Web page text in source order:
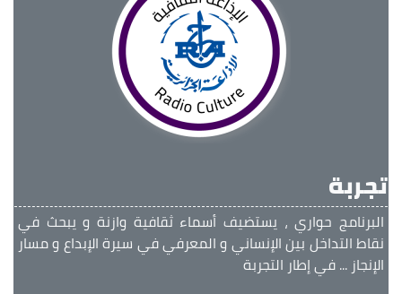
تجربة
البرنامج حواري ، يستضيف أسماء ثقافية وازنة و يبحث في
نقاط التداخل بين الإنساني و المعرفي في سيرة الإبداع و مسار
الإنجاز ... في إطار التجربة